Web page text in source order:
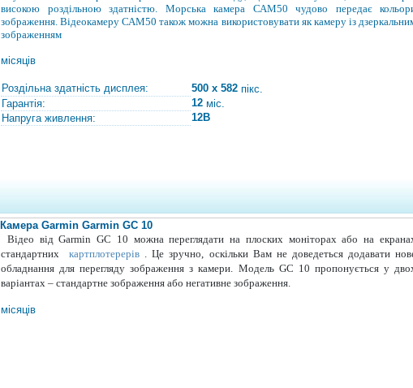
високою роздільною здатністю. Морська камера САМ50 чудово передає
зображення. Відеокамеру САМ50 також можна використовувати як камеру із
зображенням
місяців
Роздільна здатність дисплея: 500 x 582 пікс.
Гарантія:
12 міс.
Напруга живлення:
12В
Камера Garmin Garmin GC 10
Відео від Garmin GC 10 можна переглядати на плоских моніторах або на
стандартнихкартплотерерів . Це зручно, оскільки Вам не доведеться додавати
обладнання для перегляду зображення з камери. Модель GC 10 пропонується у
варіантах – стандартне зображення або негативне зображення.
місяців